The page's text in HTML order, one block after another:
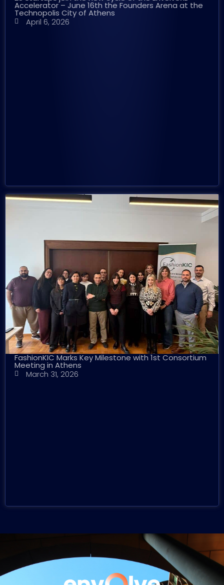
Accelerator – June 16th the Founders Arena at the
Technopolis City of Athens
April 6, 2026
FashionKIC Marks Key Milestone with 1st Consortium
Meeting in Athens
March 31, 2026